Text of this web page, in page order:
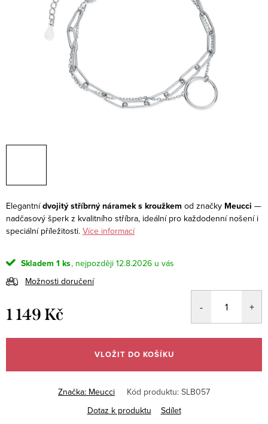
Elegantnídvojitý stříbrný náramek s kroužkem od značky Meucci —
nadčasový šperk z kvalitního stříbra, ideální pro každodenní nošení i
speciální příležitosti. Více informací
Skladem 1 ks
12.8.2026
Možnosti doručení
1 149 Kč
cena:
VLOŽIT DO KOŠÍKU
Značka: Meucci Kód produktu: SLB057
Dotaz k produktu
Sdílet